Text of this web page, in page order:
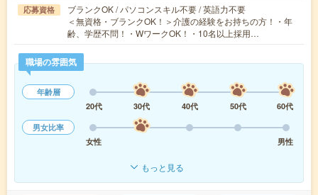
応募資格
ブランクOK / パソコンスキル不要 / 英語力不要
＜無資格・ブランクOK！＞介護の経験をお持ちの方！・年
齢、学歴不問！・WワークOK！・10名以上採用…
職場の雰囲気
年齢層
20代
30代 40代 50代
60代
男女比率
女性
男性
もっと見る